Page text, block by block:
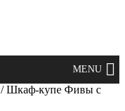
/ Шкаф-купе Фивы с